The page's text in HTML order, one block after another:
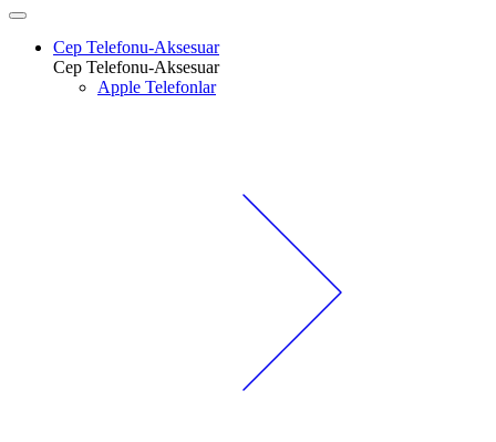
Cep Telefonu-Aksesuar
Cep Telefonu-Aksesuar
Apple Telefonlar